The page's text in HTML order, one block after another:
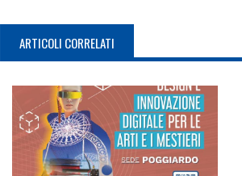
ARTICOLI CORRELATI